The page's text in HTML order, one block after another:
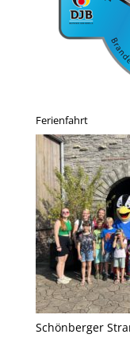
Ferienfahrt
Schönberger